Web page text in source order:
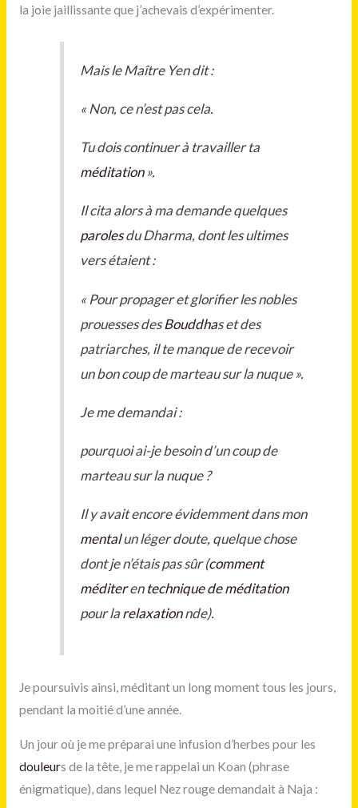
la joie jaillissante que j’achevais d’expérimenter.
Mais le Maître Yen dit :
« Non, ce n’est pas cela.
Tu dois continuer à travailler ta
méditation».
Il cita alors à ma demande quelques
parolesdu Dharma, dont les ultimes
vers étaient :
« Pour propager et glorifier les nobles
prouesses desBouddhas et des
patriarches, il te manque de recevoir
un bon coup de marteau sur la nuque ».
Je me demandai :
pourquoi ai-je besoin d’un coup de
marteau sur la nuque ?
Il y avait encore évidemment dans mon
mentalun léger doute, quelque chose
dont je n’étais pas sûr (comment
méditerentechnique de méditation
pour larelaxationnde).
Je poursuivis ainsi, méditant un long moment tous les jours,
pendant la moitié d’une année.
Un jour où je me préparai une infusion d’herbes pour les
douleurs de la tête, je me rappelai un Koan (phrase
énigmatique), dans lequel Nez rouge demandait à Naja :